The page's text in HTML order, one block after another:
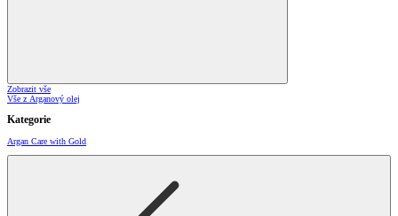
Zobrazit vše
Vše z Arganový olej
Kategorie
Argan Care with Gold